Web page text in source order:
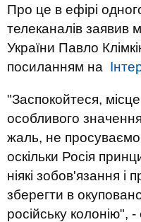
Про це в ефірі
телеканалів заявив
України Павло
посиланням на
"Заспокойтеся,
особливого
жаль, не
оскільки Росія
ніякі зобов'язання
зберегти в
російську колонію", -